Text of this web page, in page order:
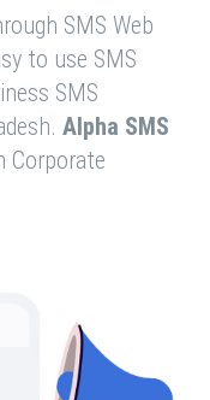
SMS Web
to use SMS
SMS
Alpha SMS
Corporate